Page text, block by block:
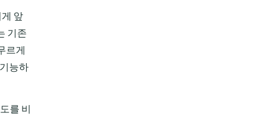
앞
기존
르게
능하
를 비